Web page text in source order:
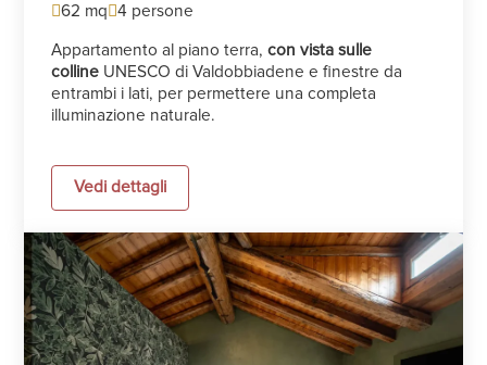
62 mq 4 persone
Appartamento al piano terra,con vista sulle
colline UNESCO di Valdobbiadene e finestre da
entrambi i lati, per permettere una completa
illuminazione naturale.
Vedi dettagli